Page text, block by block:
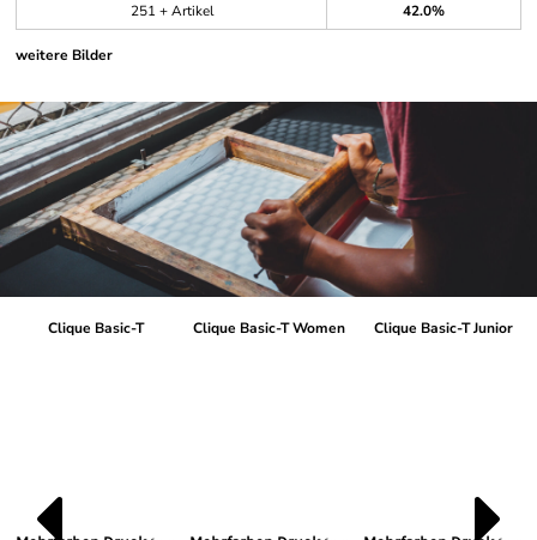
251 + Artikel
42.0%
weitere Bilder
Clique Basic-T Clique Basic-T Women Clique Basic-T Junior